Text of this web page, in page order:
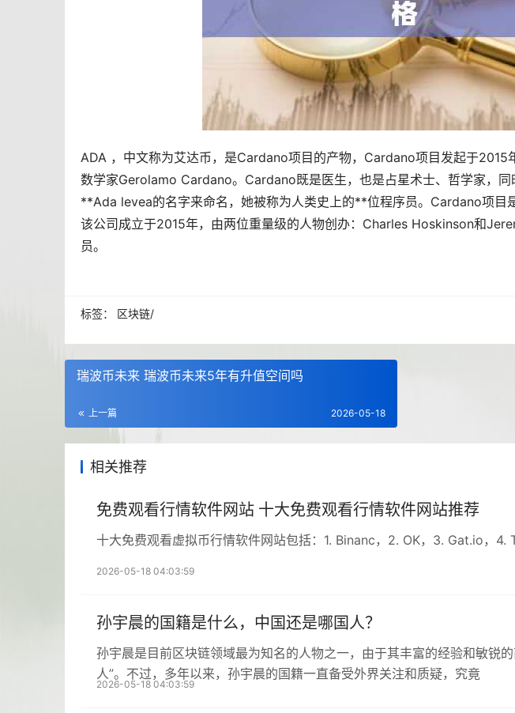
ADA ，中文称为艾达币，是Cardano项目的产物，Cardano项目发起于2015
数学家Gerolamo Cardano。Cardano既是医生，也是占星术士、哲学家，同
**Ada levea的名字来命名，她被称为人类史上的**位程序员。Cardano项目
该公司成立于2015年，由两位重量级的人物创办：Charles Hoskinson和
员。
标签： 区块链/
瑞波币未来 瑞波币未来5年有升值空间吗
上一篇 2026-05-18
相关推荐
免费观看行情软件网站 十大免费观看行情软件网站推荐
十大免费观看虚拟币行情软件网站包括：1. Binanc，2. OK，3. Gat.io，4.
2026-05-18 04:03:59
孙宇晨的国籍是什么，中国还是哪国人？
孙宇晨是目前区块链领域最为知名的人物之一，由于其丰富的经验和敏锐
人”。不过，多年以来，孙宇晨的国籍一直备受外界关注和质疑，究竟
2026-05-18 04:03:59